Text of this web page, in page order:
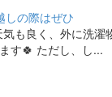
しの際はぜひ
も良く、外に洗
す🍀 ただし、し...